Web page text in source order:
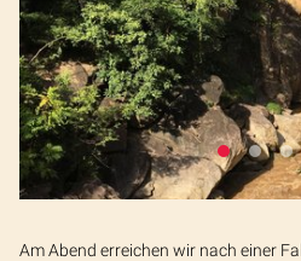
Am Abend erreichen wir nach einer